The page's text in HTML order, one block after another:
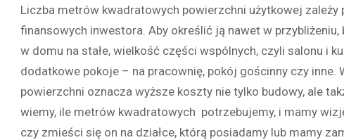
Liczba metrów kwadratowych powierzchni użytkowej
finansowych inwestora. Aby określić ją nawet w
w domu na stałe, wielkość części wspólnych, czyli salonu i
dodatkowe pokoje – na pracownię, pokój gościnny czy
powierzchni oznacza wyższe koszty nie tylko budowy, ale
wiemy, ile metrów kwadratowych potrzebujemy, i mamy
czy zmieści się on na działce, którą posiadamy lub mamy